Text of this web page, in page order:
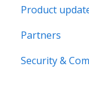
Yes ik ben
Product
Product
Partners
Over
Security &